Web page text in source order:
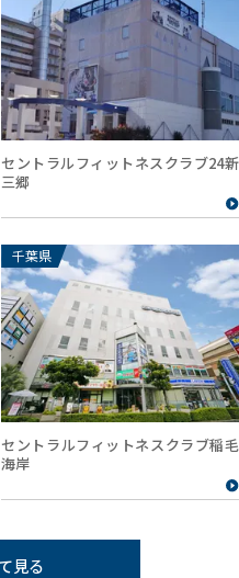
セントラルフィットネスクラブ24新
三郷
千葉県
セントラルフィットネスクラブ稲毛
海岸
見る